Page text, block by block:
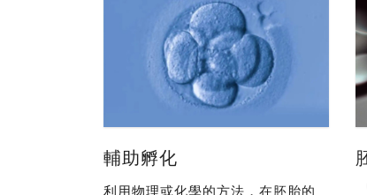
輔助孵化
利用物理或化學的方法，在胚胎的